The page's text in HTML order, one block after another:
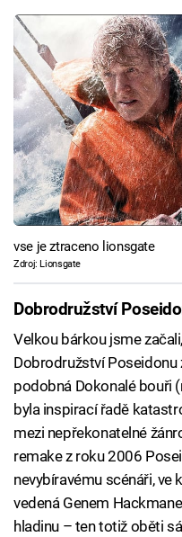
vse je ztraceno lionsgate
Zdroj: Lionsgate
Dobrodružství
Velkou bárkou jsme
Dobrodružství
podobná Dokonalé bouři
byla inspirací řadě
mezi nepřekonatelné
remake z roku 2006
nevybíravému scénáři, ve
vedená Genem
hladinu – ten totiž oběti